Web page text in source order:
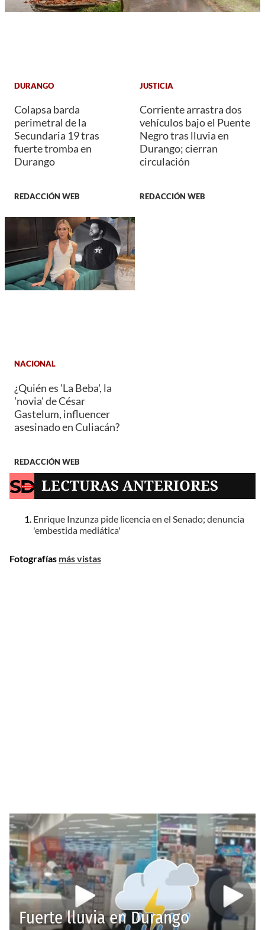
DURANGO
Colapsa barda
perimetral de la
Secundaria 19 tras
fuerte tromba en
Durango
REDACCIÓN WEB
JUSTICIA
Corriente arrastra dos
vehículos bajo el Puente
Negro tras lluvia en
Durango; cierran
circulación
REDACCIÓN WEB
NACIONAL
¿Quién es 'La Beba', la
'novia' de César
Gastelum, influencer
asesinado en Culiacán?
REDACCIÓN WEB
LECTURAS ANTERIORES
Enrique Inzunza pide licencia en el Senado; denuncia
'embestida mediática'
Fotografías más vistas